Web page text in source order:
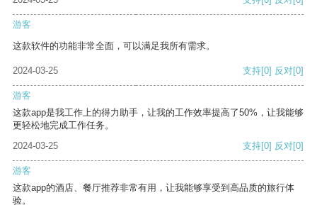
游客
这款软件的功能非常全面，可以满足我所有需求。
2024-03-25 支持[0] 反对[0]
游客
这款app是我工作上的得力助手，让我的工作效率提高了50%，让我能够
更轻松地完成工作任务。
2024-03-25
支持[0] 反对[0]
游客
这款app的酒店、餐厅推荐非常有用，让我能够享受到高品质的旅行体
验。